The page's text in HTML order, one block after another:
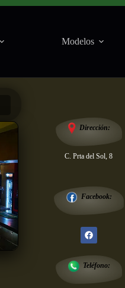
Modelos
Dirección:
C. Prta del Sol, 8
Facebook:
Teléfono: